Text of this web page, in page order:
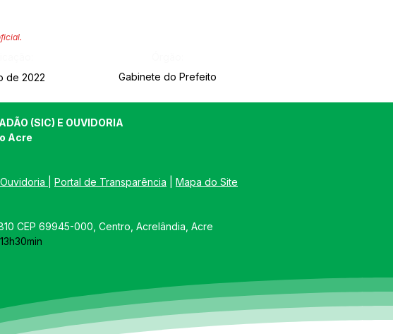
de 2022 Gabinete do Prefeito
(SIC) E OUVIDORIA
Acre
Ouvidoria Portal de Transparência Mapa do Site
CEP 69945-000, Centro, Acrelândia, Acre